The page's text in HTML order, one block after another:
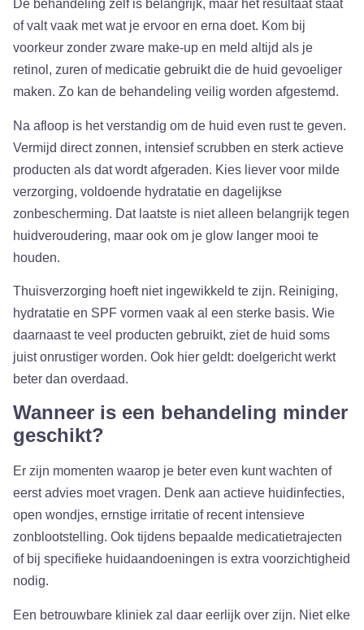
De behandeling zelf is belangrijk, maar het resultaat staat
of valt vaak met wat je ervoor en erna doet. Kom bij
voorkeur zonder zware make-up en meld altijd als je
retinol, zuren of medicatie gebruikt die de huid gevoeliger
maken. Zo kan de behandeling veilig worden afgestemd.
Na afloop is het verstandig om de huid even rust te geven.
Vermijd direct zonnen, intensief scrubben en sterk actieve
producten als dat wordt afgeraden. Kies liever voor milde
verzorging, voldoende hydratatie en dagelijkse
zonbescherming. Dat laatste is niet alleen belangrijk tegen
huidveroudering, maar ook om je glow langer mooi te
houden.
Thuisverzorging hoeft niet ingewikkeld te zijn. Reiniging,
hydratatie en SPF vormen vaak al een sterke basis. Wie
daarnaast te veel producten gebruikt, ziet de huid soms
juist onrustiger worden. Ook hier geldt: doelgericht werkt
beter dan overdaad.
Wanneer is een behandeling minder
geschikt?
Er zijn momenten waarop je beter even kunt wachten of
eerst advies moet vragen. Denk aan actieve huidinfecties,
open wondjes, ernstige irritatie of recent intensieve
zonblootstelling. Ook tijdens bepaalde medicatietrajecten
of bij specifieke huidaandoeningen is extra voorzichtigheid
nodig.
Een betrouwbare kliniek zal daar eerlijk over zijn. Niet elke